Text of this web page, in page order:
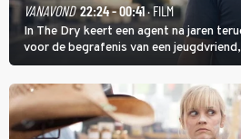
VANAVOND 22:24 - 00:41· FILM
In The Dry keert een agent na jaren
voor de begrafenis van een
onderzoeken van diens dood een
met een oude zaak.